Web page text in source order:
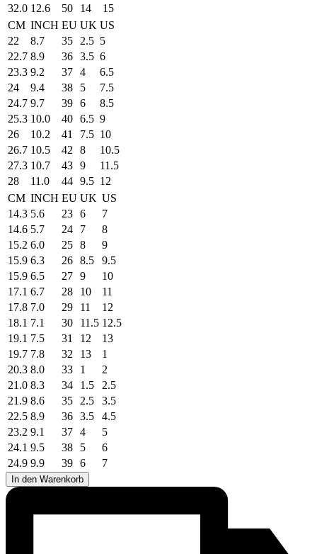
32.0 12.6 50 14
15
CM INCH EU UK US
22
8.7 35 2.5 5
22.7 8.9 36 3.5 6
23.3 9.2 37 4
6.5
24
9.4 38 5
7.5
24.7 9.7 39 6
8.5
25.3 10.0 40 6.5 9
26
10.2 41 7.5 10
26.7 10.5 42 8
10.5
27.3 10.7 43 9
11.5
28
11.0 44 9.5 12
CM INCH EU UK US
14.3 5.6 23 6
7
14.6 5.7 24 7
8
15.2 6.0 25 8
9
15.9 6.3 26 8.5
9.5
15.9 6.5 27 9
10
17.1 6.7 28 10
11
17.8 7.0 29 11
12
18.1 7.1 30 11.5 12.5
19.1 7.5 31 12
13
19.7 7.8 32 13
1
20.3 8.0 33 1
2
21.0 8.3 34 1.5
2.5
21.9 8.6 35 2.5
3.5
22.5 8.9 36 3.5
4.5
23.2 9.1 37 4
5
24.1 9.5 38 5
6
24.9 9.9 39 6 7
In den Warenkorb